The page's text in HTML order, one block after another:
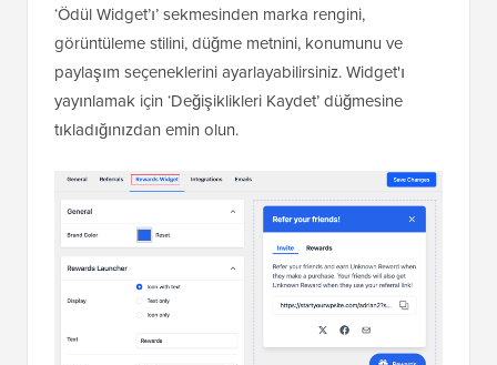
‘Ödül Widget’ı’ sekmesinden marka rengini,
görüntüleme stilini, düğme metnini, konumunu ve
paylaşım seçeneklerini ayarlayabilirsiniz. Widget'ı
yayınlamak için ‘Değişiklikleri Kaydet’ düğmesine
tıkladığınızdan emin olun.